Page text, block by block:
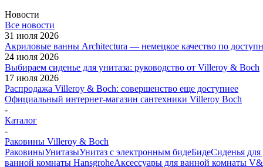
Новости
Все новости
31 июля 2026
Акриловые ванны Architectura — немецкое качество по
24 июля 2026
Выбираем сиденье для унитаза: руководство от Villeroy & Boch
17 июля 2026
Распродажа Villeroy & Boch: совершенство еще доступнее
Официальный интернет-магазин сантехники Villeroy Boch
-
Каталог
-
Раковины Villeroy & Boch
РаковиныУнитазыУнитаз с электронным бидеБидеСиденья для
ванной комнаты HansgroheАксессуары для ванной комнаты